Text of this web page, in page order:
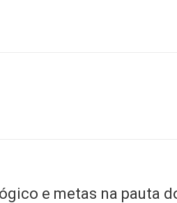
e metas na pauta